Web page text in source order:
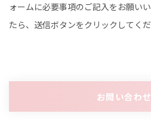
ォームに必要事項のご記入をお願い
たら、送信ボタンをクリックしてくだ
お問い合わ